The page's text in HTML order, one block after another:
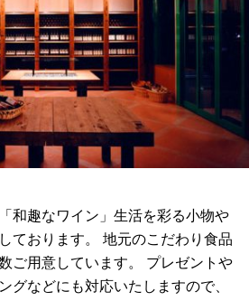
和趣なワイン」生活を彩る小物や
ております。 地元のこだわり食品
ご用意しています。 プレゼントや
グなどにも対応いたしますので、